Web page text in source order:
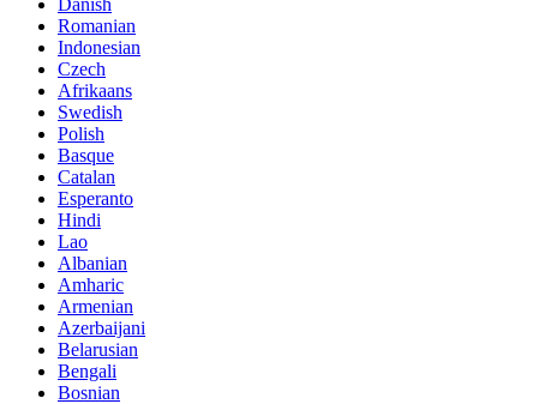
Romanian
Indonesian
Czech
Afrikaans
Swedish
Polish
Basque
Catalan
Esperanto
Hindi
Lao
Albanian
Amharic
Armenian
Azerbaijani
Belarusian
Bengali
Bosnian